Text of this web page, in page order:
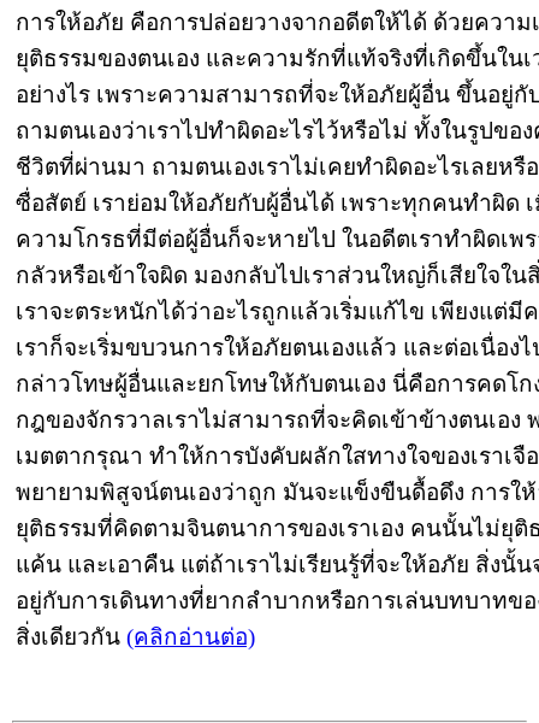
การให้อภัย คือการปล่อยวางจากอดีตให้ได้ ด้วยควา
ยุติธรรมของตนเอง และความรักที่แท้จริงที่เกิดขึ้นในเ
อย่างไร เพราะความสามารถที่จะให้อภัยผู้อื่น ขึ้นอยู่
ถามตนเองว่าเราไปทำผิดอะไรไว้หรือไม่ ทั้งในรูปข
ชีวิตที่ผ่านมา ถามตนเองเราไม่เคยทำผิดอะไรเลยห
ซื่อสัตย์ เราย่อมให้อภัยกับผู้อื่นได้ เพราะทุกคนทำผิด
ความโกรธที่มีต่อผู้อื่นก็จะหายไป ในอดีตเราทำผิดเพ
กลัวหรือเข้าใจผิด มองกลับไปเราส่วนใหญ่ก็เสียใจใ
เราจะตระหนักได้ว่าอะไรถูกแล้วเริ่มแก้ไข เพียงแต่
เราก็จะเริ่มขบวนการให้อภัยตนเองแล้ว และต่อเนื่อ
กล่าวโทษผู้อื่นและยกโทษให้กับตนเอง นี่คือการคดโ
กฎของจักรวาลเราไม่สามารถที่จะคิดเข้าข้างตนเอง
เมตตากรุณา ทำให้การบังคับผลักใสทางใจของเราเ
พยายามพิสูจน์ตนเองว่าถูก มันจะแข็งขืนดื้อดึง การใ
ยุติธรรมที่คิดตามจินตนาการของเราเอง คนนั้นไม่ยุติ
แค้น และเอาคืน แต่ถ้าเราไม่เรียนรู้ที่จะให้อภัย สิ่งนั้
อยู่กับการเดินทางที่ยากลำบากหรือการเล่นบทบาท
สิ่งเดียวกัน (คลิกอ่านต่อ)